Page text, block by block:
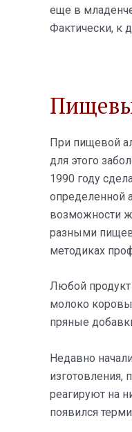
еще в
Фактически, к
При пищевой
для этого
1990 году
определенной
возможности
разными
методиках
Любой продукт
молоко
пряные
Недавно
изготовления,
реагируют на
появился